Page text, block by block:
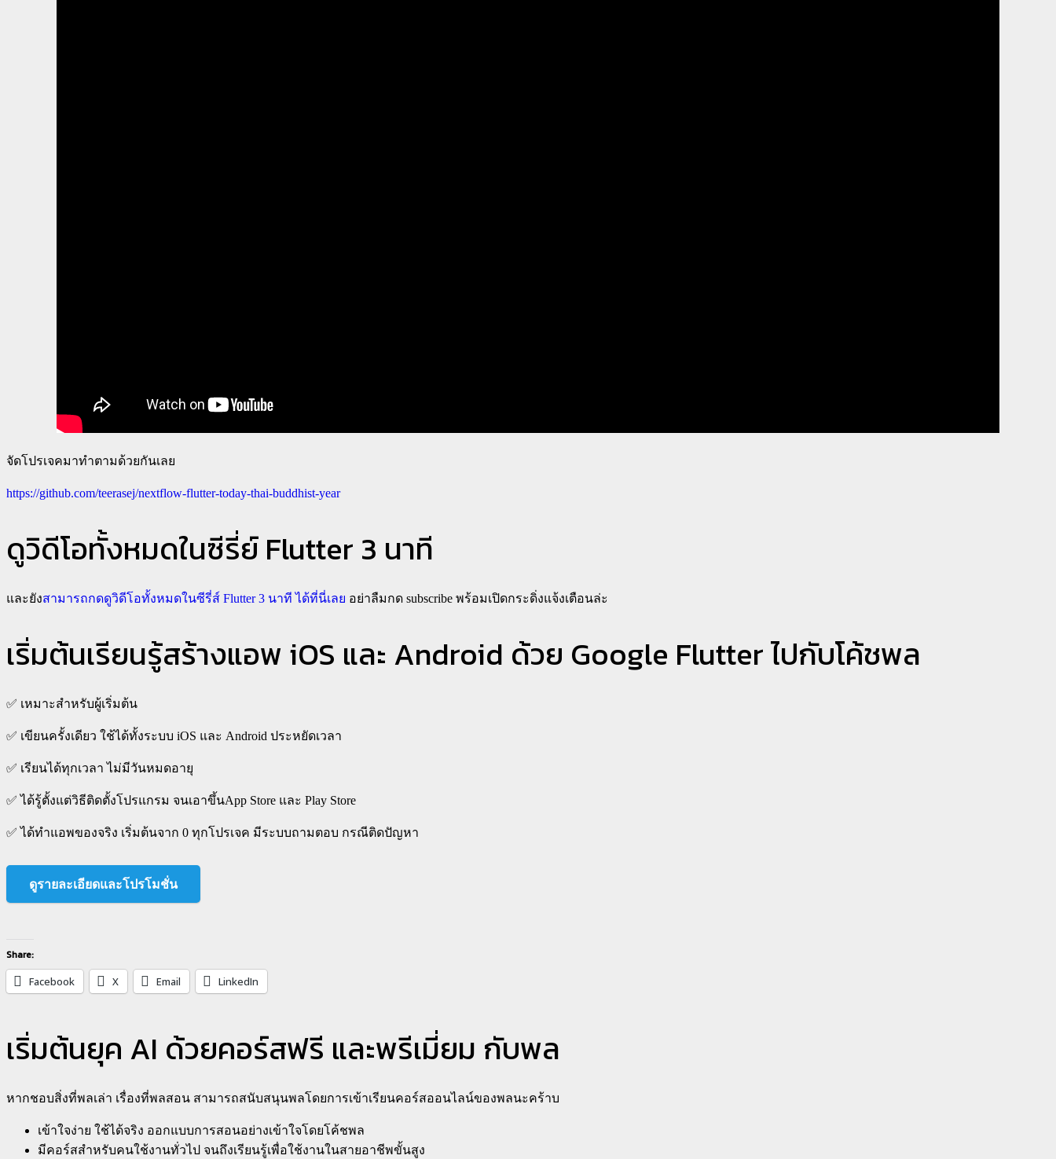
จัดโปรเจคมาทำตามด้วยกันเลย
https://github.com/teerasej/nextflow-flutter-today-thai-buddhist-year
ดูวิดีโอทั้งหมดในซีรี่ย์ Flutter 3 นาที
และยังสามารถกดดูวิดีโอทั้งหมดในซีรี่ส์ Flutter 3 นาที ได้ที่นี่เลย อย่าลืมกด subscribe พร้อมเปิดกระดิ่งแจ้งเตือนล่ะ
เริ่มต้นเรียนรู้สร้างแอพ iOS และ Android ด้วย Google Flutter ไปกับโค้ชพล
✅ เหมาะสำหรับผู้เริ่มต้น
✅ เขียนครั้งเดียว ใช้ได้ทั้งระบบ iOS และ Android ประหยัดเวลา
✅ เรียนได้ทุกเวลา ไม่มีวันหมดอายุ
✅ได้รู้ตั้งแต่วิธีติดตั้งโปรแกรม จนเอาขึ้นApp Store และ Play Store
✅ ได้ทำแอพของจริง เริ่มต้นจาก 0 ทุกโปรเจค มีระบบถามตอบ กรณีติดปัญหา
ดูรายละเอียดและโปรโมชั่น
Share:
Facebook
X Email LinkedIn
เริ่มต้นยุค AI ด้วยคอร์สฟรี และพรีเมี่ยม กับพล
หากชอบสิ่งที่พลเล่า เรื่องที่พลสอน สามารถสนับสนุนพลโดยการเข้าเรียนคอร์สออนไลน์ของพลนะคร้าบ
เข้าใจง่าย ใช้ได้จริง ออกแบบการสอนอย่างเข้าใจโดยโค้ชพล
มีคอร์สสำหรับคนใช้งานทั่วไป จนถึงเรียนรู้เพื่อใช้งานในสายอาชีพขั้นสูง